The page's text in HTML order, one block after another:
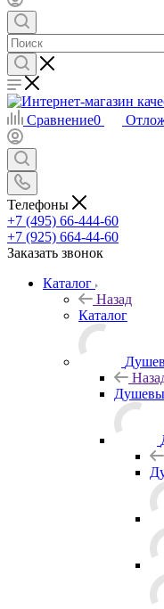
Сравнение0
Телефоны
+7 (495) 66-444-60
+7 (925) 664-44-60
Заказать звонок
Каталог
Назад
Каталог